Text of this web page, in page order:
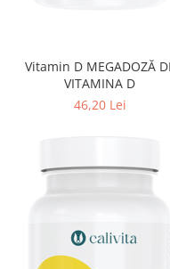
Vitamin D MEGADOZĂ DE
VITAMINA D
46,20 Lei